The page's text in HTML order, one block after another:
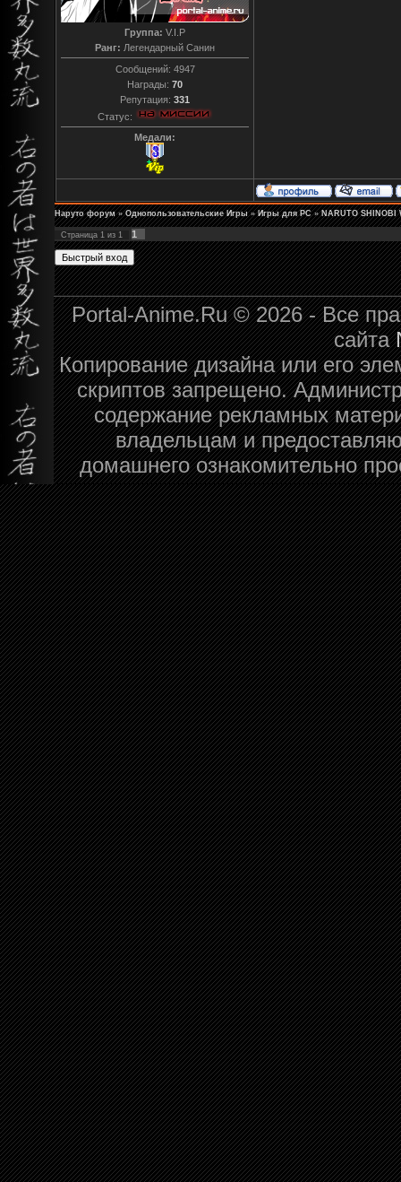
Группа: V.I.P
Ранг: Легендарный Санин
Сообщений: 4947
Награды: 70
Репутация: 331
Статус:
Медали:
Наруто форум » Однопользовательские Игры » Игры для PC » NARUTO SHINOBI
Страница 1 из 1 1
Portal-Anime.Ru © 2026 - Все
сайта
Копирование дизайна или его
скриптов запрещено.
содержание рекламных
владельцам и
домашнего ознакомительно